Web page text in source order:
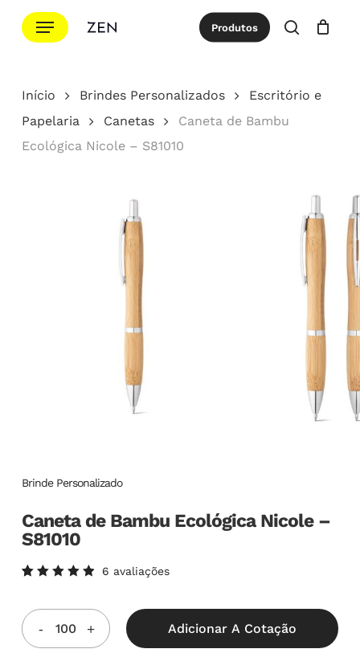
para
principal
Menu Produtos
procurar
Cotação Close
Início Brindes Personalizados
Escritório e
Papelaria
Canetas
Caneta de Bambu
Ecológica Nicole – S81010
Brinde Personalizado
Caneta de Bambu Ecológica Nicole –
S81010
5.00de
5, com
baseado
em
6 avaliações
Adicionar A Cotação